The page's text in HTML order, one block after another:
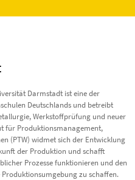
Darmstadt ist eine der
Deutschlands und betreibt
Werkstoffprüfung und neuer
für Produktionsmanagement,
(PTW) widmet sich der Entwicklung
der Produktion und schafft
Prozesse funktionieren und den
zu schaffen.